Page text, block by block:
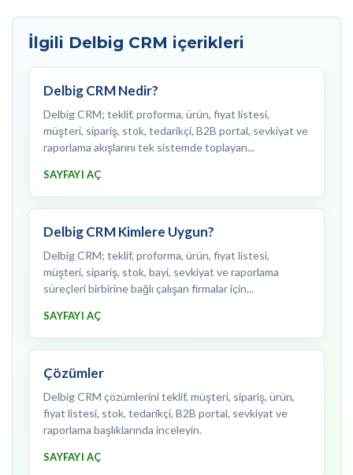
İlgili Delbig CRM içerikleri
Delbig CRM Nedir?
Delbig CRM; teklif, proforma, ürün, fiyat listesi,
müşteri, sipariş, stok, tedarikçi, B2B portal, sevkiyat ve
raporlama akışlarını tek sistemde toplayan...
SAYFAYI AÇ
Delbig CRM Kimlere Uygun?
Delbig CRM; teklif, proforma, ürün, fiyat listesi,
müşteri, sipariş, stok, bayi, sevkiyat ve raporlama
süreçleri birbirine bağlı çalışan firmalar için...
SAYFAYI AÇ
Çözümler
Delbig CRM çözümlerini teklif, müşteri, sipariş, ürün,
fiyat listesi, stok, tedarikçi, B2B portal, sevkiyat ve
raporlama başlıklarında inceleyin.
SAYFAYI AÇ